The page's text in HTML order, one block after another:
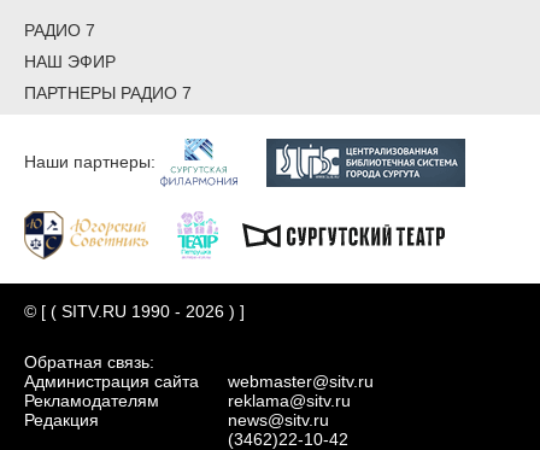
РАДИО 7
НАШ ЭФИР
ПАРТНЕРЫ РАДИО 7
Наши партнеры:
© [ ( SITV.RU 1990 - 2026 ) ]
Обратная связь:
Администрация сайта
Рекламодателям
Редакция
webmaster@sitv.ru
reklama@sitv.ru
news@sitv.ru
(3462)22-10-42